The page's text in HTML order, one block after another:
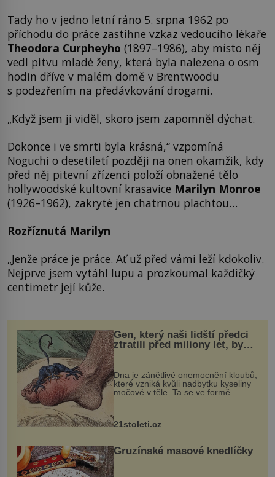
Tady ho v jedno letní ráno 5. srpna 1962 po
příchodu do práce zastihne vzkaz vedoucího lékaře
Theodora Curpheyho (1897–1986), aby místo něj
vedl pitvu mladé ženy, která byla nalezena o osm
hodin dříve v malém domě v Brentwoodu
s podezřením na předávkování drogami.
„Když jsem ji viděl, skoro jsem zapomněl dýchat.
Dokonce i ve smrti byla krásná,“ vzpomíná
Noguchi o desetiletí později na onen okamžik, kdy
před něj pitevní zřízenci položí obnažené tělo
hollywoodské kultovní krasavice Marilyn Monroe
(1926–1962), zakryté jen chatrnou plachtou…
Rozříznutá Marilyn
„Jenže práce je práce. Ať už před vámi leží kdokoliv.
Nejprve jsem vytáhl lupu a prozkoumal každičký
centimetr její kůže.
Gen, který naši lidští předci
ztratili před miliony let, by
mohl pomoci s léčbou
„nemoci králů“
Dna je zánětlivé onemocnění kloubů,
které vzniká kvůli nadbytku kyseliny
močové v těle. Ta se ve formě
nohou, a způsobuje bole...
21stoleti.cz
Gruzínské masové knedlíčky